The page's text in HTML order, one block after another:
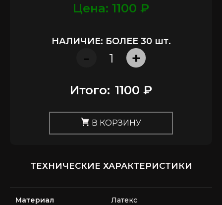
Цена: 1100 ₽
НАЛИЧИЕ: БОЛЕЕ 30 шт.
- +
Итого: 1100 ₽
В КОРЗИНУ
ТЕХНИЧЕСКИЕ ХАРАКТЕРИСТИКИ
Материал Латекс